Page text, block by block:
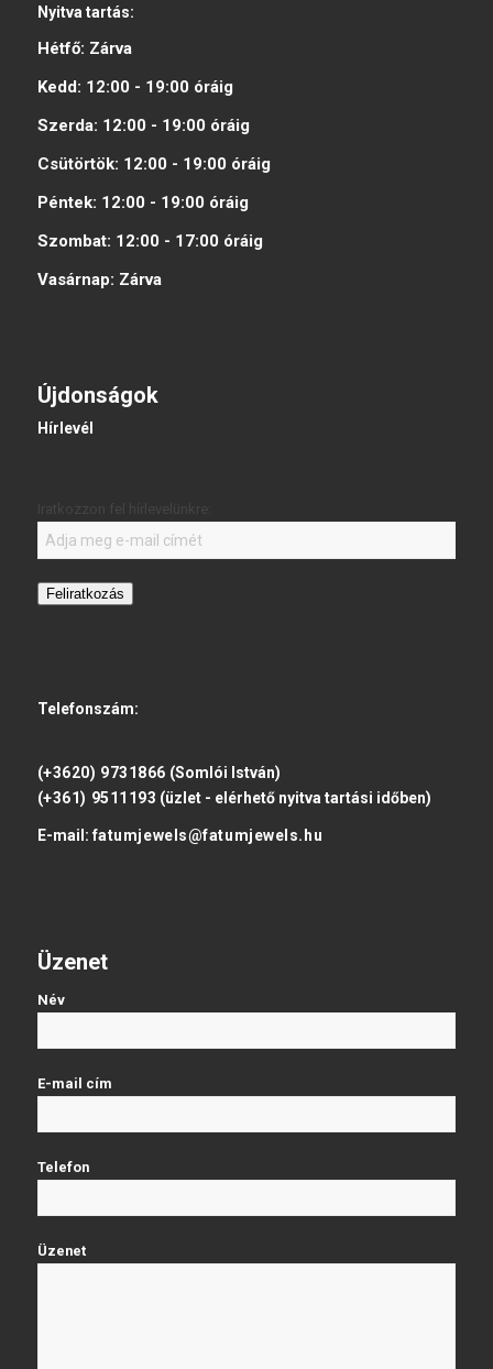
Nyitva tartás:
Hétfő: Zárva
Kedd: 12:00 - 19:00 óráig
Szerda: 12:00 - 19:00 óráig
Csütörtök: 12:00 - 19:00 óráig
Péntek: 12:00 - 19:00 óráig
Szombat: 12:00 - 17:00 óráig
Vasárnap: Zárva
Újdonságok
Hírlevél
Feliratkozás
Telefonszám:
(+3620) 9731866 (Somlói István)
(+361) 9511193 (üzlet - elérhető nyitva tartási időben)
E-mail: fatumjewels@fatumjewels.hu
Üzenet
Név
E-mail cím
Telefon
Üzenet